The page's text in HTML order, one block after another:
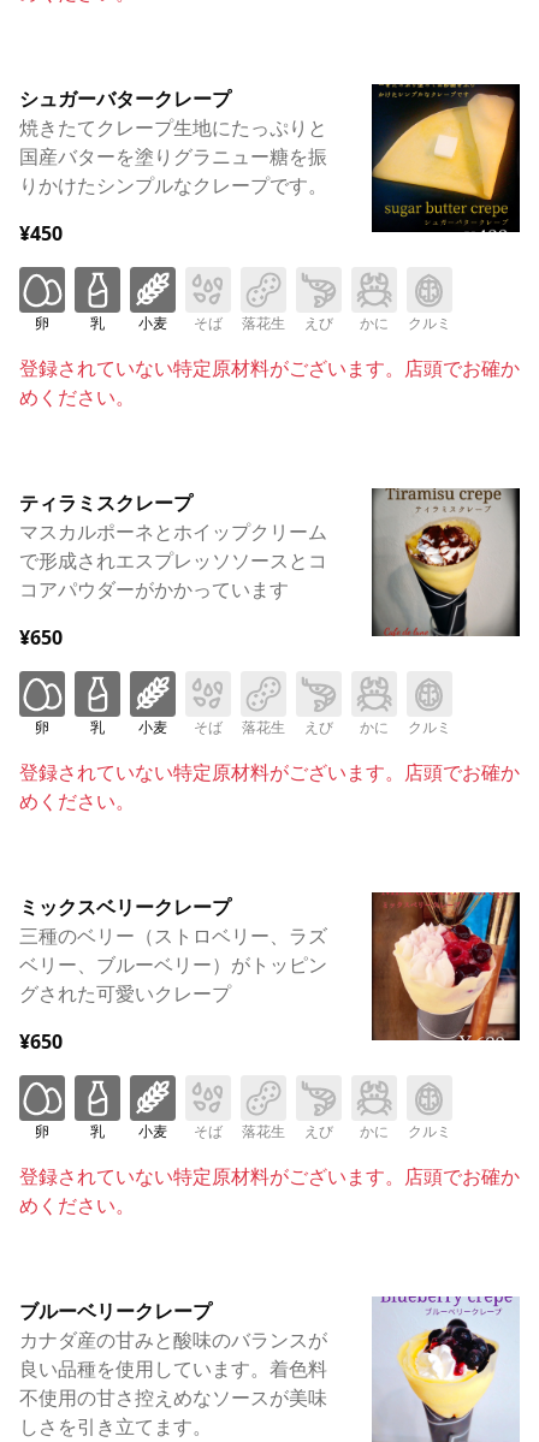
シュガーバタークレープ
焼きたてクレープ生地にたっぷりと
国産バターを塗りグラニュー糖を振
りかけたシンプルなクレープです。
¥450
卵 乳 小麦 そば 落花生 えび かに クルミ
登録されていない特定原材料がございます。店頭でお確か
めください。
ティラミスクレープ
マスカルポーネとホイップクリーム
で形成されエスプレッソソースとコ
コアパウダーがかかっています
¥650
卵 乳 小麦 そば 落花生 えび かに クルミ
登録されていない特定原材料がございます。店頭でお確か
めください。
ミックスベリークレープ
三種のベリー（ストロベリー、ラズ
ベリー、ブルーベリー）がトッピン
グされた可愛いクレープ
¥650
卵 乳 小麦 そば 落花生 えび かに クルミ
登録されていない特定原材料がございます。店頭でお確か
めください。
ブルーベリークレープ
カナダ産の甘みと酸味のバランスが
良い品種を使用しています。着色料
不使用の甘さ控えめなソースが美味
しさを引き立てます。